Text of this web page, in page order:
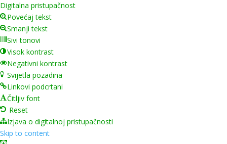
Digitalna pristupačnost
Povećaj tekst
Smanji tekst
Sivi tonovi
Visok kontrast
Negativni kontrast
Svijetla pozadina
Linkovi podcrtani
Čitljiv font
Reset
Izjava o digitalnoj pristupačnosti
Skip to content